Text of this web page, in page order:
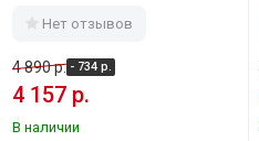
Нет отзывов
4 890 р. - 734 р.
4 157 р.
В наличии